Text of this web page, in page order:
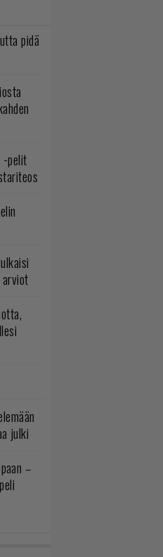
pidä
-pelit
arviot
julki
–